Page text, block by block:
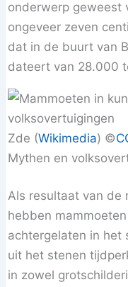
onderwerp geweest
ongeveer zeven
dat in de buurt van
dateert van 28.000
Zde (Wikimedia) ©️
Mythen en
Als resultaat van de
hebben
achtergelaten in het
uit het stenen
in zowel